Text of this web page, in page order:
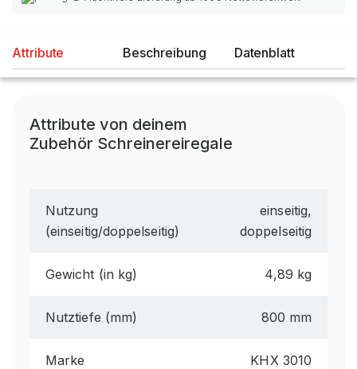
Attribute Beschreibung Datenblatt
Attribute von deinem
Zubehör Schreinereiregale
Nutzung
(einseitig/doppelseitig)
einseitig,
doppelseitig
Gewicht (in kg) 4,89 kg
Nutztiefe (mm) 800 mm
Marke KHX 3010